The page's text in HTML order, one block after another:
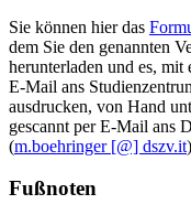
Sie können hier das
dem Sie den genannten
herunterladen und es,
E-Mail ans
ausdrucken, von Hand
gescannt per E-Mail ans
(m.boehringer [@] dszv.it
Fußnoten